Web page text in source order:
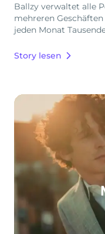
Ballzy verwaltet alle
mehreren
jeden Monat
Story lesen